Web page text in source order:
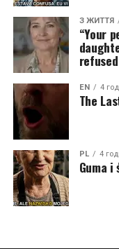
З ЖИТТЯ
“Your
EN 4
The
PL 4
Guma i